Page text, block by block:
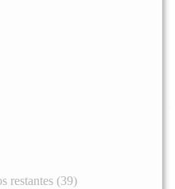
restantes (39)